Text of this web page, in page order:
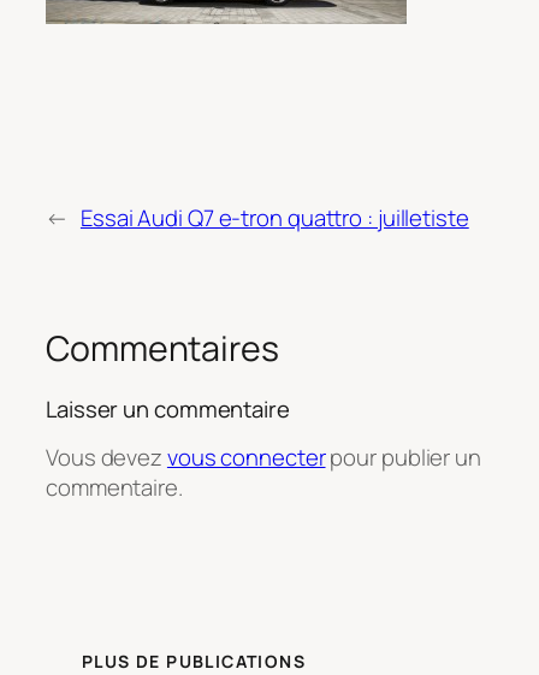
← Essai Audi Q7 e-tron quattro : juilletiste
Commentaires
Laisser un commentaire
Vous devezvous connecterpour publier un
commentaire.
PLUS DE PUBLICATIONS